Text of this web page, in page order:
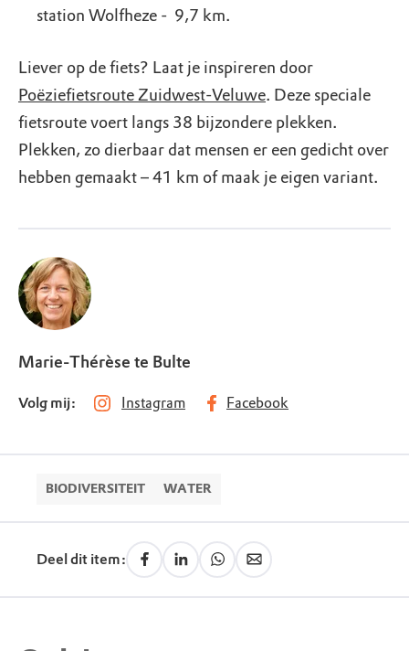
station Wolfheze - 9,7 km.
Liever op de fiets? Laat je inspireren door
Poëziefietsroute Zuidwest-Veluwe. Deze speciale
fietsroute voert langs 38 bijzondere plekken.
Plekken, zo dierbaar dat mensen er een gedicht over
hebben gemaakt – 41 km of maak je eigen variant.
Marie-Thérèse te Bulte
Volg mij: Instagram Facebook
BIODIVERSITEIT WATER
Deel dit item: